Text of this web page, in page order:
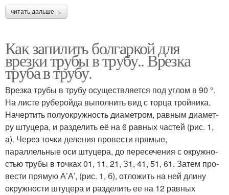
читать дальше →
Как запилить болгаркой для
врезки трубы в трубу.. Врезка
труба в трубу.
Врезка трубы в трубу осуществляется под углом в 90 °.
На листе руберойда выполнить вид с торца тройника.
Начертить полуокружность диаметром, равным диамет­
ру штуцера, и разделить её на 6 равных частей (рис. 1,
а). Через точки деления провести прямые,
параллельные оси штуцера, до пересечения с окружно­
стью трубы в точках 01, 11, 21, З1, 41, 51, 61. Затем про­
вести прямую А’А’, (рис. 1, б), отложить на ней дли­ну
окружности штуцера и разделить ее на 12 равных